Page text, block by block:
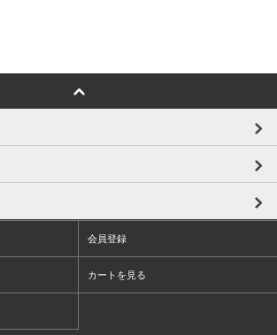
会員登録
カートを見る